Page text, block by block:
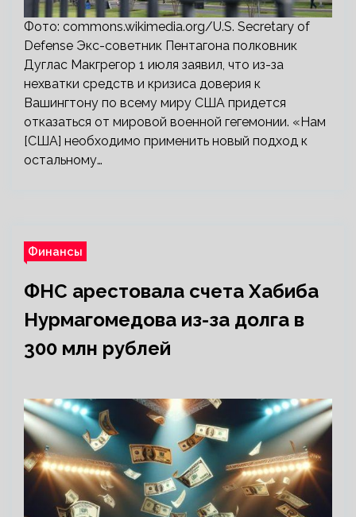
Фото: commons.wikimedia.org/U.S. Secretary of
Defense Экс-советник Пентагона полковник
Дуглас Макгрегор 1 июля заявил, что из-за
нехватки средств и кризиса доверия к
Вашингтону по всему миру США придется
отказаться от мировой военной гегемонии. «Нам
[США] необходимо применить новый подход к
остальному…
Финансы
ФНС арестовала счета Хабиба
Нурмагомедова из-за долга в
300 млн рублей